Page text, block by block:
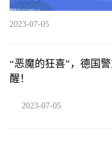
2023-07-05
“恶魔的狂喜”，德国
醒！
2023-07-05